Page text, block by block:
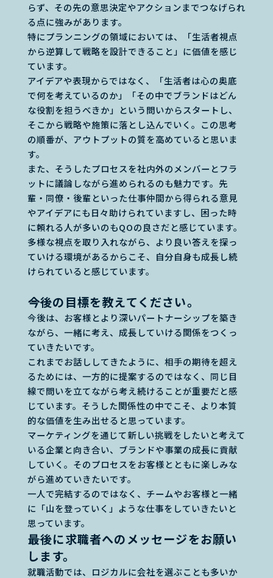
らず、その先の意思決定やアクションまでつなげられ
る点に強みがあります。
特にプランニングの領域においては、「生活者視点
から逆算して戦略を設計できること」に価値を感じ
ています。
アイデアや表現からではなく、「生活者は心の奥底
で何を考えているのか」「その中でブランドはどん
な役割を担うべきか」という問いからスタートし、
そこから戦略や施策に落とし込んでいく。この思考
の順番が、アウトプットの質を高めていると思いま
す。
また、そうしたプロセスを社内外のメンバーとフラ
ットに議論しながら進められるのも魅力です。先
輩・同僚・後輩といった仕事仲間から得られる意見
やアイデアにも日々助けられていますし、困った時
に頼れる人が多いのもQOの良さだと感じています。
多様な視点を取り入れながら、より良い答えを探っ
ていける環境があるからこそ、自分自身も成長し続
けられていると感じています。
――今後の目標を教えてください。
今後は、お客様とより深いパートナーシップを築き
ながら、一緒に考え、成長していける関係をつくっ
ていきたいです。
これまでお話ししてきたように、相手の期待を超え
るためには、一方的に提案するのではなく、同じ目
線で問いを立てながら考え続けることが重要だと感
じています。そうした関係性の中でこそ、より本質
的な価値を生み出せると思っています。
マーケティングを通じて新しい挑戦をしたいと考えて
いる企業と向き合い、ブランドや事業の成長に貢献
していく。そのプロセスをお客様とともに楽しみな
がら進めていきたいです。
一人で完結するのではなく、チームやお客様と一緒
に「山を登っていく」ような仕事をしていきたいと
思っています。
――最後に求職者へのメッセージをお願い
します。
就職活動では、ロジカルに会社を選ぶことも多いか